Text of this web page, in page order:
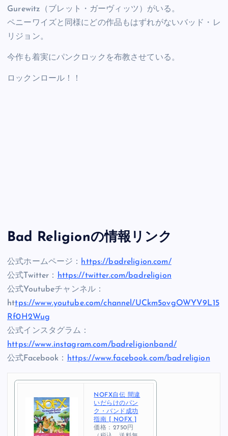
Gurewitz（ブレット・ガーヴィッツ）がいる。
ペニーワイズと同様にどの作品もはずれがないバッド・レ
リジョン。
今作も着実にパンクロックを布教させている。
ロックンロール！！
Bad Religionの情報リンク
公式ホームページ： https://badreligion.com/
公式Twitter：
https://twitter.com/badreligion
公式Youtubeチャンネル：
https://www.youtube.com/channel/UCkm5ovgOWYV9L15
Rf0H2Wug
公式インスタグラム：
https://www.instagram.com/badreligionband/
公式Facebook：
https://www.facebook.com/badreligion
NOFX自伝 間違
いだらけのパン
ク・バンド成功
指南 [ NOFX ]
価格：2750円